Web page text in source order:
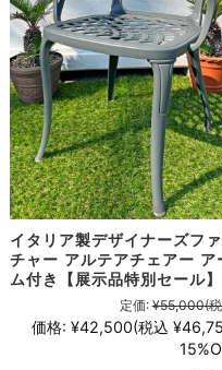
イタリア製デザイナーズフ
チャー アルテアチェアー ア
ム付き【展示品特別セール】
定価: ¥55,000(
価格: ¥42,500(税込